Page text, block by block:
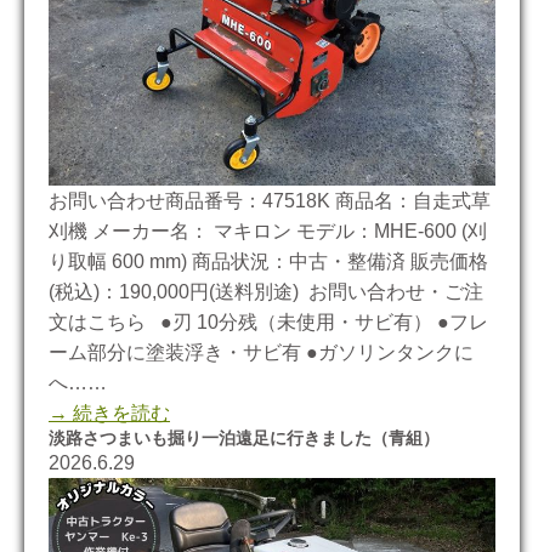
お問い合わせ商品番号：47518K 商品名：自走式草
刈機 メーカー名： マキロン モデル：MHE-600 (刈
り取幅 600 mm) 商品状況：中古・整備済 販売価格
(税込)：190,000円(送料別途) お問い合わせ・ご注
文はこちら ●刃 10分残（未使用・サビ有） ●フレ
ーム部分に塗装浮き・サビ有 ●ガソリンタンクに
へ……
→ 続きを読む
淡路さつまいも掘り一泊遠足に行きました（青組）
2026.6.29